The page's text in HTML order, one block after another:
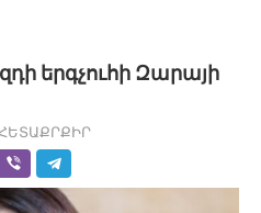
երգչուհի Զարայի